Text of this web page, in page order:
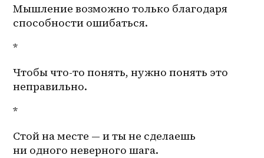
Мышление возможно только благодаря
способности ошибаться.
*
Чтобы что-то понять, нужно понять это
неправильно.
*
Стой на месте — и ты не сделаешь
ни одного неверного шага.